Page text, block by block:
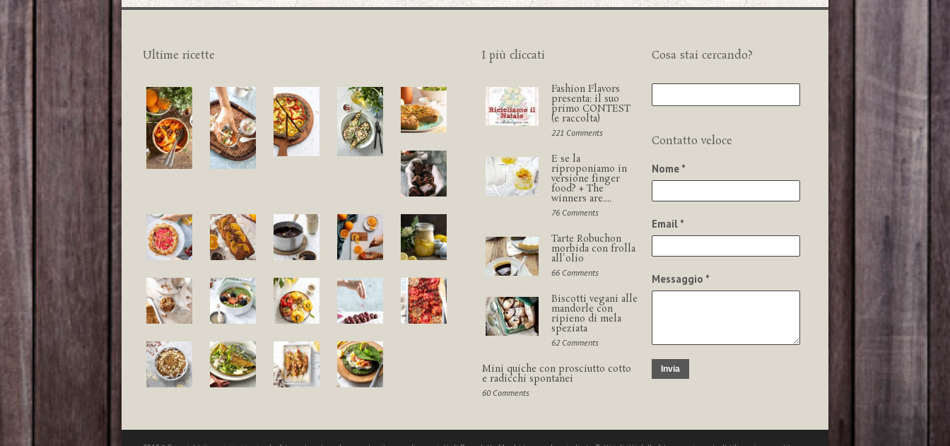
Ultime ricette I più cliccati
Fashion Flavors
presenta: il suo
primo CONTEST
(e raccolta)
221 Comments
E se la
riproponiamo in
versione finger
food? + The
winners are....
76 Comments
Tarte Robuchon
morbida con frolla
all'olio
66 Comments
Biscotti vegani alle
mandorle con
ripieno di mela
speziata
62 Comments
Mini quiche con prosciutto cotto
e radicchi spontanei
60 Comments
Cosa stai cercando?
Contatto veloce
Nome *
Email *
Messaggio *
Invia